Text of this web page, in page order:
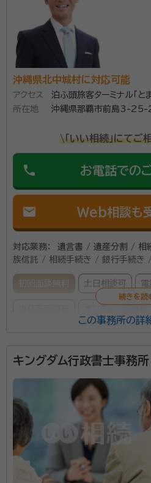
沖縄県北中城村に対応可能
アクセス
泊ふ頭旅客ターミナル「
所在地
沖縄県那覇市前島3-25-
\「いい相続」にてご
phone お電話での
mail Web相談も
対応業務：
遺言書 / 遺産分割 / 相
族信託 / 相続手続き / 銀行手続き
初回面談無料 土日相談可 電
見山伸路（みやましんじ）
行政書士
私は、元政治家として地域社
かし、現在は行政書士として
を行っております。政治の世界
聞き、さまざまな問題を解決す
た。その経験を活かし、相続
この事務所の詳
キングダム行政書士事務所